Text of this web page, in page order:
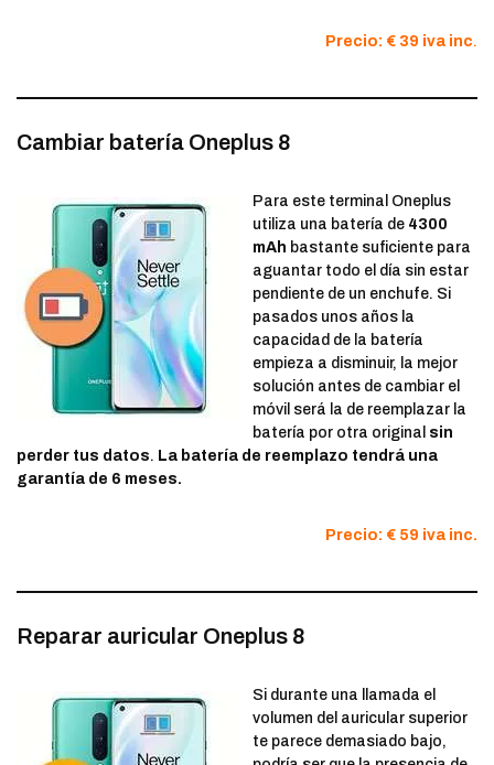
Precio: € 39 iva inc.
Cambiar batería Oneplus 8
Para este terminal Oneplus
utiliza una batería de 4300
mAh bastante suficiente para
aguantar todo el día sin estar
pendiente de un enchufe. Si
pasados unos años la
capacidad de la batería
empieza a disminuir, la mejor
solución antes de cambiar el
móvil será la de reemplazar la
batería por otra original sin
perder tus datos. La batería de reemplazo tendrá una
garantía de 6 meses.
Precio: € 59 iva inc.
Reparar auricular Oneplus 8
Si durante una llamada el
volumen del auricular superior
te parece demasiado bajo,